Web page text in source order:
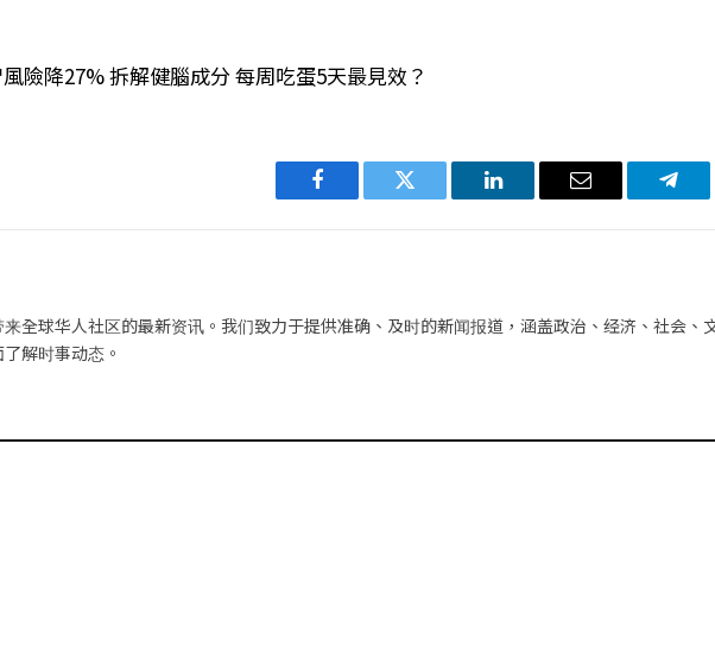
險降27% 拆解健腦成分 每周吃蛋5天最見效？
Facebook Twitter LinkedIn 电
全球华人社区的最新资讯。我们致力于提供准确、及时的新闻报道，涵盖政治、经济、社会、
解时事动态。